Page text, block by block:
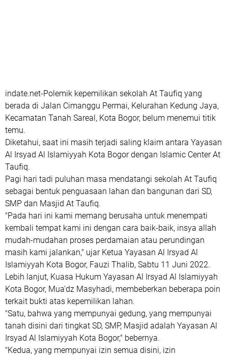
indate.net-Polemik kepemilikan sekolah At Taufiq yang
berada di Jalan Cimanggu Permai, Kelurahan Kedung Jaya,
Kecamatan Tanah Sareal, Kota Bogor, belum menemui titik
temu.
Diketahui, saat ini masih terjadi saling klaim antara Yayasan
Al Irsyad Al Islamiyyah Kota Bogor dengan Islamic Center At
Taufiq.
Pagi hari tadi puluhan masa mendatangi sekolah At Taufiq
sebagai bentuk penguasaan lahan dan bangunan dari SD,
SMP dan Masjid At Taufiq.
"Pada hari ini kami memang berusaha untuk menempati
kembali tempat kami ini dengan cara baik-baik, insya allah
mudah-mudahan proses perdamaian atau perundingan
masih kami jalankan," ujar Ketua Yayasan Al Irsyad Al
Islamiyyah Kota Bogor, Fauzi Thalib, Sabtu 11 Juni 2022.
Lebih lanjut, Kuasa Hukum Yayasan Al Irsyad Al Islamiyyah
Kota Bogor, Mua'dz Masyhadi, membeberkan beberapa poin
terkait bukti atas kepemilikan lahan.
"Satu, bahwa yang mempunyai gedung, yang mempunyai
tanah disini dari tingkat SD, SMP, Masjid adalah Yayasan Al
Irsyad Al Islamiyyah Kota Bogor," bebernya.
"Kedua, yang mempunyai izin semua disini, izin